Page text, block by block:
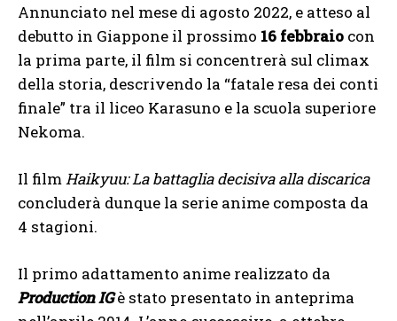
Annunciato nel mese di agosto 2022, e atteso al
debutto in Giappone il prossimo 16 febbraio con
la prima parte, il film si concentrerà sul climax
della storia, descrivendo la “fatale resa dei conti
finale” tra il liceo Karasuno e la scuola superiore
Nekoma.
Il filmHaikyuu: La battaglia decisiva alla discarica
concluderà dunque la serie anime composta da
4 stagioni.
Il primo adattamento anime realizzato da
Production IGè stato presentato in anteprima